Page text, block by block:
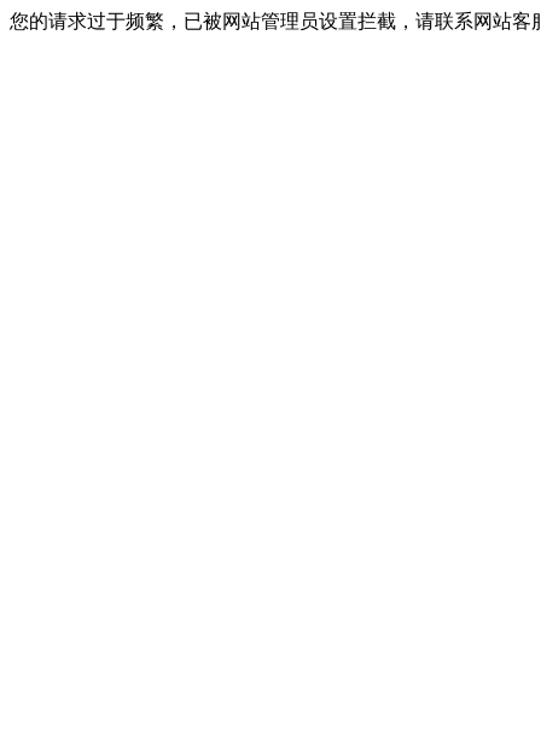
您的请求过于频繁，已被网站管理员设置拦截，请联系网站客